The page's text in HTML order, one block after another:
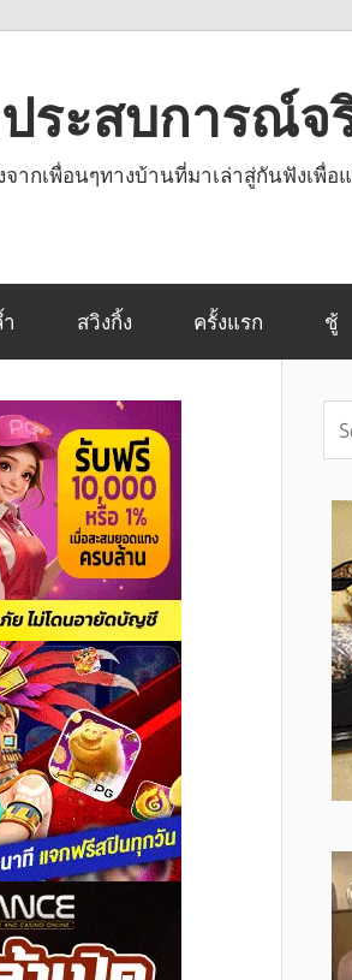
ประสบการณ์จ
ากเพื่อนๆทางบ้านที่มาเล่าสู่กันฟังเพื่
สวิงกิ้ง ครั้งแรก ชู้